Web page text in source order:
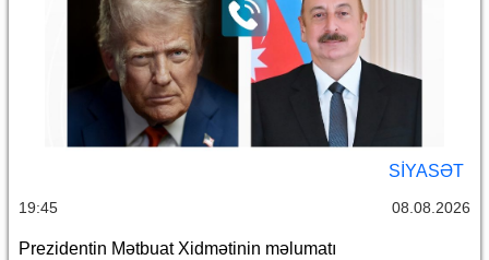
SİYASƏT
19:45 08.08.2026
Prezidentin Mətbuat Xidmətinin məlumatı